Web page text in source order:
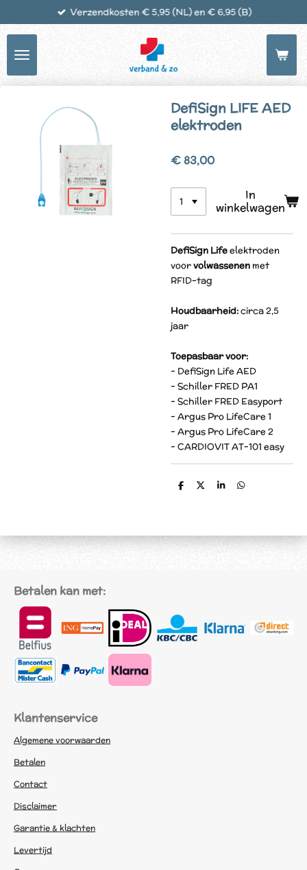
de
hoofdinhoud
Verzendkosten € 5,95 (NL) en € 6,95 (B)
DefiSign LIFE AED
elektroden
€ 83,00
In
winkelwagen
DefiSign Lifeelektroden
voorvolwassenen met
RFID-tag
Houdbaarheid:circa2,5
jaar
Toepasbaar voor:
- DefiSign Life AED
- Schiller FRED PA1
- Schiller FRED Easyport
- Argus Pro LifeCare 1
- Argus Pro LifeCare 2
- CARDIOVIT AT-101 easy
D
D
S
D
Betalen kan met:
Klantenservice
Algemene voorwaarden
Betalen
Contact
Disclaimer
Garantie & klachten
Levertijd